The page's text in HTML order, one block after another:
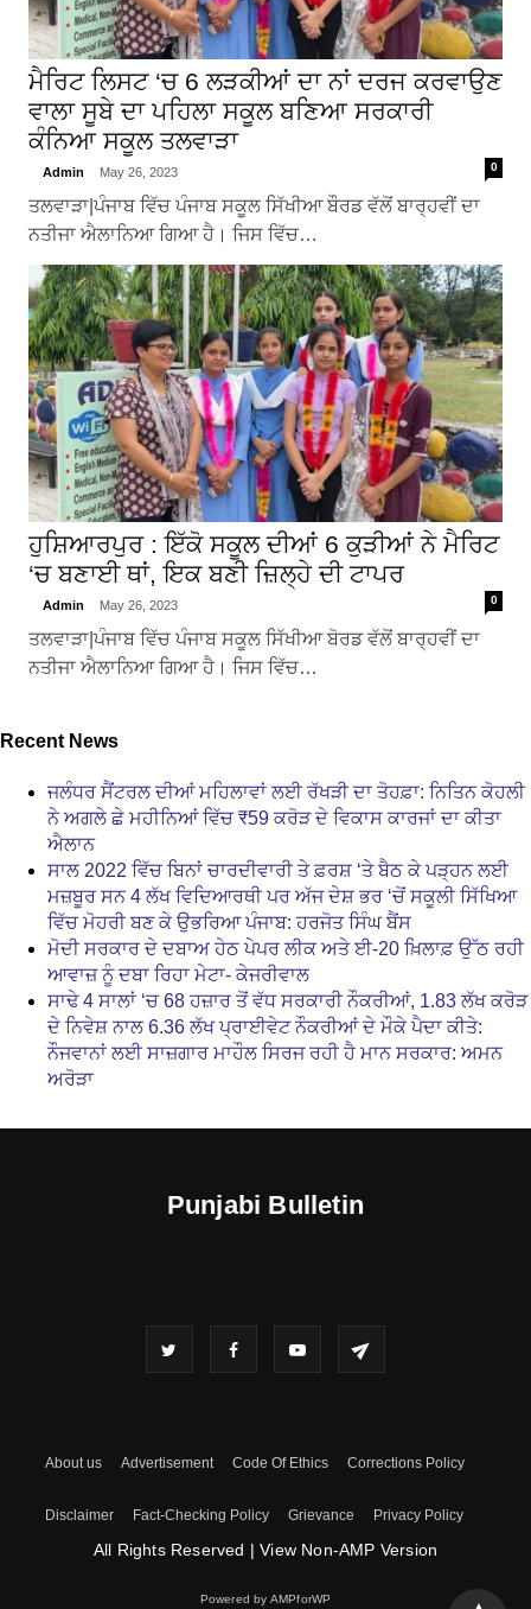
ਮੈਰਿਟ ਲਿਸਟ ‘ਚ 6 ਲੜਕੀਆਂ ਦਾ ਨਾਂ ਦਰਜ ਕਰਵਾਉਣ
ਵਾਲਾ ਸੂਬੇ ਦਾ ਪਹਿਲਾ ਸਕੂਲ ਬਣਿਆ ਸਰਕਾਰੀ
ਕੰਨਿਆ ਸਕੂਲ ਤਲਵਾੜਾ
Admin May 26, 2023 0
ਤਲਵਾੜਾ|ਪੰਜਾਬ ਵਿੱਚ ਪੰਜਾਬ ਸਕੂਲ ਸਿੱਖੀਆ ਬੌਰਡ ਵੱਲੋਂ ਬਾਰ੍ਹਵੀਂ ਦਾ
ਨਤੀਜਾ ਐਲਾਨਿਆ ਗਿਆ ਹੈ। ਜਿਸ ਵਿੱਚ…
ਹੁਸ਼ਿਆਰਪੁਰ : ਇੱਕੋ ਸਕੂਲ ਦੀਆਂ 6 ਕੁੜੀਆਂ ਨੇ ਮੈਰਿਟ
‘ਚ ਬਣਾਈ ਥਾਂ, ਇਕ ਬਣੀ ਜ਼ਿਲ੍ਹੇ ਦੀ ਟਾਪਰ
Admin May 26, 2023 0
ਤਲਵਾੜਾ|ਪੰਜਾਬ ਵਿੱਚ ਪੰਜਾਬ ਸਕੂਲ ਸਿੱਖੀਆ ਬੋਰਡ ਵੱਲੋਂ ਬਾਰ੍ਹਵੀਂ ਦਾ
ਨਤੀਜਾ ਐਲਾਨਿਆ ਗਿਆ ਹੈ। ਜਿਸ ਵਿੱਚ…
Recent News
ਜਲੰਧਰ ਸੈਂਟਰਲ ਦੀਆਂ ਮਹਿਲਾਵਾਂ ਲਈ ਰੱਖੜੀ ਦਾ ਤੋਹਫ਼ਾ: ਨਿਤਿਨ ਕੋਹਲੀ
ਨੇ ਅਗਲੇ ਛੇ ਮਹੀਨਿਆਂ ਵਿੱਚ ₹59 ਕਰੋੜ ਦੇ ਵਿਕਾਸ ਕਾਰਜਾਂ ਦਾ ਕੀਤਾ
ਐਲਾਨ
ਸਾਲ 2022 ਵਿੱਚ ਬਿਨਾਂ ਚਾਰਦੀਵਾਰੀ ਤੇ ਫ਼ਰਸ਼ ‘ਤੇ ਬੈਠ ਕੇ ਪੜ੍ਹਨ ਲਈ
ਮਜ਼ਬੂਰ ਸਨ 4 ਲੱਖ ਵਿਦਿਆਰਥੀ ਪਰ ਅੱਜ ਦੇਸ਼ ਭਰ ‘ਚੋਂ ਸਕੂਲੀ ਸਿੱਖਿਆ
ਵਿੱਚ ਮੋਹਰੀ ਬਣ ਕੇ ਉਭਰਿਆ ਪੰਜਾਬ: ਹਰਜੋਤ ਸਿੰਘ ਬੈਂਸ
ਮੋਦੀ ਸਰਕਾਰ ਦੇ ਦਬਾਅ ਹੇਠ ਪੇਪਰ ਲੀਕ ਅਤੇ ਈ-20 ਖ਼ਿਲਾਫ਼ ਉੱਠ ਰਹੀ
ਆਵਾਜ਼ ਨੂੰ ਦਬਾ ਰਿਹਾ ਮੇਟਾ- ਕੇਜਰੀਵਾਲ
ਸਾਢੇ 4 ਸਾਲਾਂ ‘ਚ 68 ਹਜ਼ਾਰ ਤੋਂ ਵੱਧ ਸਰਕਾਰੀ ਨੌਕਰੀਆਂ, 1.83 ਲੱਖ ਕਰੋੜ
ਦੇ ਨਿਵੇਸ਼ ਨਾਲ 6.36 ਲੱਖ ਪ੍ਰਾਈਵੇਟ ਨੌਕਰੀਆਂ ਦੇ ਮੌਕੇ ਪੈਦਾ ਕੀਤੇ:
ਨੌਜਵਾਨਾਂ ਲਈ ਸਾਜ਼ਗਾਰ ਮਾਹੌਲ ਸਿਰਜ ਰਹੀ ਹੈ ਮਾਨ ਸਰਕਾਰ: ਅਮਨ
ਅਰੋੜਾ
Punjabi Bulletin
About us Advertisement Code Of Ethics Corrections Policy
Disclaimer Fact-Checking Policy Grievance Privacy Policy
All Rights Reserved | View Non-AMP Version
Powered by AMPforWP